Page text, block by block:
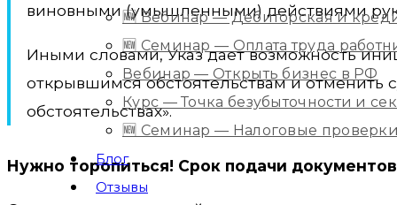
🆕 Вебинар — Дебиторская и
🆕 Семинар — Оплата труда
Вебинар — Открыть бизнес в РФ
Курс — Точка безубыточности и
🆕 Семинар — Налоговые проверки
Блог
Отзывы
виновными (умышленными) действиями
Иными словами, Указ дает возможность
открывшимся обстоятельствам и отменить
обстоятельствах».
Нужно торопиться! Срок подачи